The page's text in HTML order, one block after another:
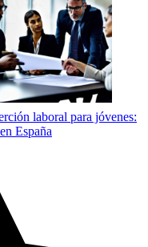
laboral para jóvenes:
España